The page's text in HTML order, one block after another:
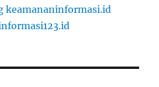
keamananinformasi.id